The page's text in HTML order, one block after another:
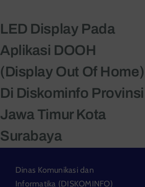
LED Display Pada
Aplikasi DOOH
(Display Out Of Home)
Di Diskominfo Provinsi
Jawa Timur Kota
Surabaya
Dinas Komunikasi dan
Informatika (DISKOMINFO)